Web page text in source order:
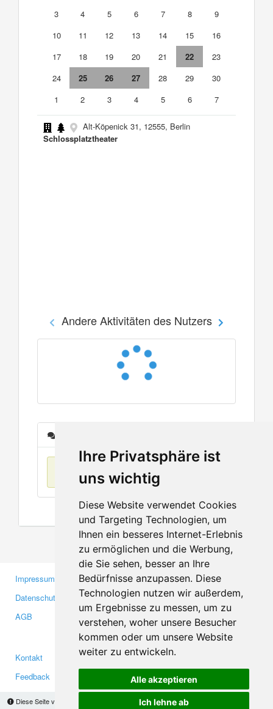
Ihre Privatsphäre ist
uns wichtig
Diese Website verwendet Cookies
und Targeting Technologien, um
Ihnen ein besseres Internet-Erlebnis
zu ermöglichen und die Werbung,
die Sie sehen, besser an Ihre
Bedürfnisse anzupassen. Diese
Technologien nutzen wir außerdem,
um Ergebnisse zu messen, um zu
verstehen, woher unsere Besucher
kommen oder um unsere Website
weiter zu entwickeln.
Alle akzeptieren
Ich lehne ab
Diese Seite verwendet Cookies, um Informationen auf Ihrem Computer zu speichern.
3
4 5 6 7 8
9
10
11 12 13 14 15
16
17
18 19 20 21 22
23
24
25 26 27 28 29
30
1
2 3 4 5 6 7
Alt-Köpenick 31, 12555, Berlin
Schlossplatztheater
Andere Aktivitäten des Nutzers
Keine Einträge
Impressum
Datenschutzerklärung
AGB
Gewerbetreibende
Investoren
Medien
Kontakt
Feedback
Facebook
Twitter
YouTube